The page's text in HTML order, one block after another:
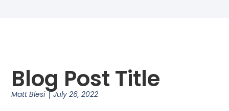
Blog Post Title
Matt Blesi July 26, 2022